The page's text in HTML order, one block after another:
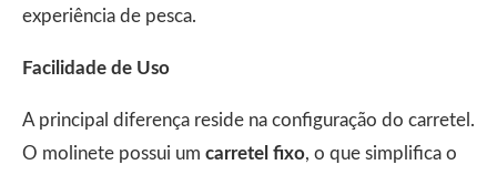
experiência de pesca.
Facilidade de Uso
A principal diferença reside na configuração do carretel.
O molinete possui um carretel fixo, o que simplifica o